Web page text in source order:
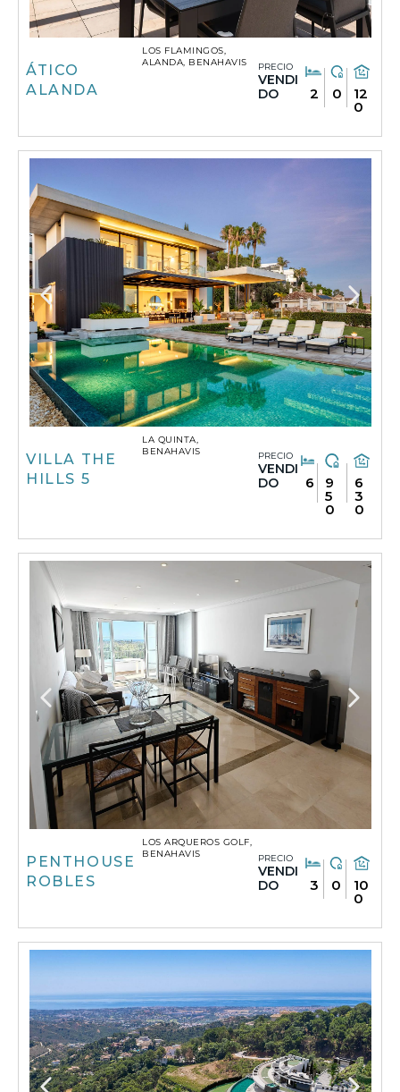
ÁTICO
ALANDA
LOS FLAMINGOS,
ALANDA, BENAHAVIS
PRECIO
VENDI
DO
2 0 12
0
VILLA THE
HILLS 5
LA QUINTA,
BENAHAVIS
PRECIO
VENDI
DO
6 9
5
0
6
3
0
PENTHOUSE
ROBLES
LOS ARQUEROS GOLF,
BENAHAVIS
PRECIO
VENDI
DO
3 0 10
0